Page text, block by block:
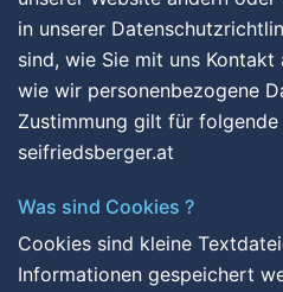
in unserer
sind, wie Sie mit uns Kontakt
wie wir personenbezogene
Zustimmung gilt für
seifriedsberger.at
Was sind Cookies ?
Cookies sind kleine
Informationen gespeichert